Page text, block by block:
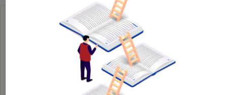
مهندسی عمران
modulus of subgrade